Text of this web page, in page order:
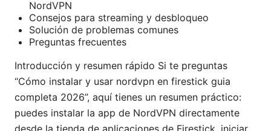
NordVPN
Consejos para streaming y desbloqueo
Solución de problemas comunes
Preguntas frecuentes
Introducción y resumen rápido Si te preguntas
“Cómo instalar y usar nordvpn en firestick guia
completa 2026”, aquí tienes un resumen práctico:
puedes instalar la app de NordVPN directamente